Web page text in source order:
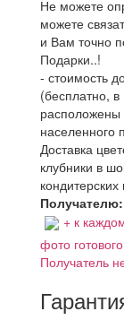
Не можете
можете
и Вам точно
Подарки..!
- стоимость
(бесплатно,
расположены
населенного
Доставка
клубники в
+ к
фото
Получатель